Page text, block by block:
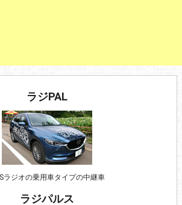
ラジPAL
ラジオの乗用車タイプの中継車
ラジパルス